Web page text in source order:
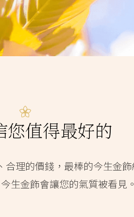
您值得最好的
合理的價錢，最棒的今生金
生金飾會讓您的氣質被看見